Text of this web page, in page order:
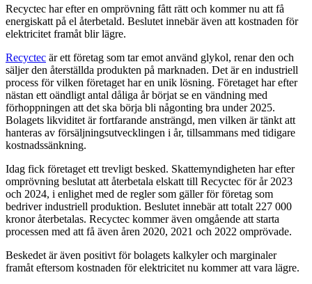
Recyctec har efter en omprövning fått rätt och kommer nu att få
energiskatt på el återbetald. Beslutet innebär även att kostnaden för
elektricitet framåt blir lägre.
Recyctec är ett företag som tar emot använd glykol, renar den och
säljer den återställda produkten på marknaden. Det är en industriell
process för vilken företaget har en unik lösning. Företaget har efter
nästan ett oändligt antal dåliga år börjat se en vändning med
förhoppningen att det ska börja bli någonting bra under 2025.
Bolagets likviditet är fortfarande ansträngd, men vilken är tänkt att
hanteras av försäljningsutvecklingen i år, tillsammans med tidigare
kostnadssänkning.
Idag fick företaget ett trevligt besked. Skattemyndigheten har efter
omprövning beslutat att återbetala elskatt till Recyctec för år 2023
och 2024, i enlighet med de regler som gäller för företag som
bedriver industriell produktion. Beslutet innebär att totalt 227 000
kronor återbetalas. Recyctec kommer även omgående att starta
processen med att få även åren 2020, 2021 och 2022 omprövade.
Beskedet är även positivt för bolagets kalkyler och marginaler
framåt eftersom kostnaden för elektricitet nu kommer att vara lägre.